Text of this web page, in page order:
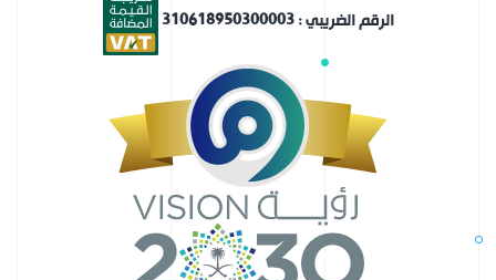
الرقم الضريبي : 310618950300003